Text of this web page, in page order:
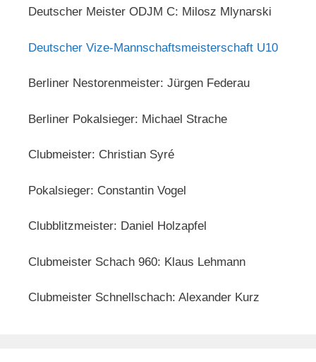
Deutscher Meister ODJM C: Milosz Mlynarski
Deutscher Vize-Mannschaftsmeisterschaft U10
Berliner Nestorenmeister: Jürgen Federau
Berliner Pokalsieger: Michael Strache
Clubmeister: Christian Syré
Pokalsieger: Constantin Vogel
Clubblitzmeister: Daniel Holzapfel
Clubmeister Schach 960: Klaus Lehmann
Clubmeister Schnellschach: Alexander Kurz